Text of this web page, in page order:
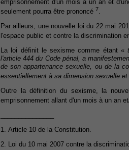
emprisonnement d'un mois à un an et
seulement pourra être prononcé 7.
Par ailleurs, une nouvelle loi du 22 mai
l'espace public et contre la discrimination
La loi définit le sexisme comme étant «
l'article 444 du Code pénal, a
de son appartenance sexuelle, ou de la
essentiellement à sa dimension sexuelle
Outre la définition du sexisme, la
emprisonnement allant d'un mois à un an
1. Article 10 de la Constitution.
2. Loi du 10 mai 2007 contre la